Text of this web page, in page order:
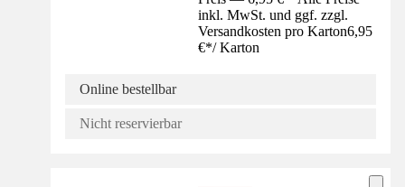
inkl. MwSt. und ggf. zzgl.
Versandkosten pro Karton6,95
€*/ Karton
Online bestellbar
Nicht reservierbar